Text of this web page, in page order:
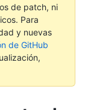
de patch, ni
Para
y nuevas
de GitHub